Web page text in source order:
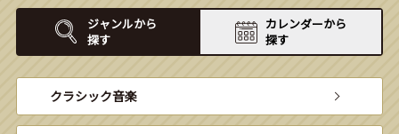
ジャンルから
探す
カレンダーから
探す
クラシック音楽